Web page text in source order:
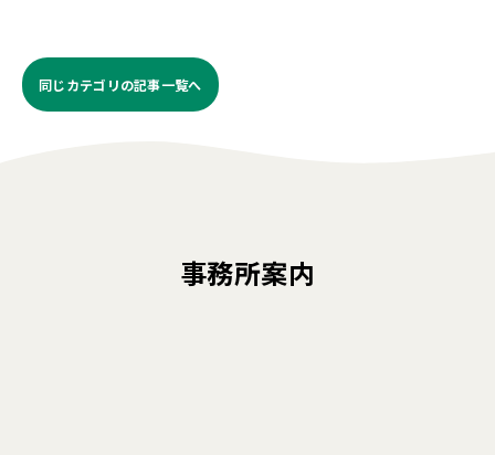
同じカテゴリの記事⼀覧へ
事務所案内